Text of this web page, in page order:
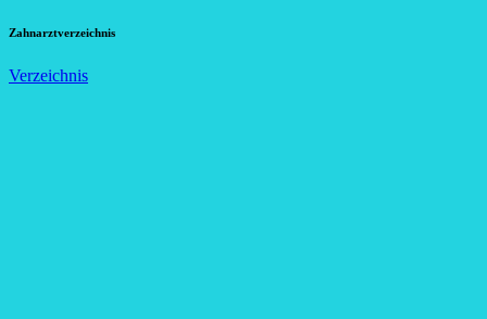
Zahnarztverzeichnis
Verzeichnis